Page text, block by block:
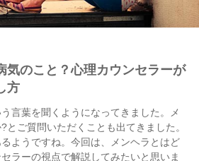
気のこと？心理カウンセラーが
方
言葉を聞くようになってきました。メ
とご質問いただくことも出てきました。
ようですね。今回は、メンヘラとはど
ラーの視点で解説してみたいと思いま